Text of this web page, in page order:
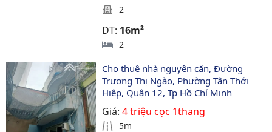
2
DT: 16m²
2
Cho thuê nhà nguyên căn, Đường
Trương Thị Ngào, Phường Tân Thới
Hiệp, Quận 12, Tp Hồ Chí Minh
Giá:4 triệu cọc 1thang
5m